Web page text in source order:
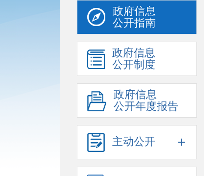
政府信息
公开指南
政府信息
公开制度
政府信息
公开年度报告
主动公开 +